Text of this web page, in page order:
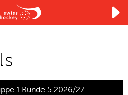
1 Runde 5 2026/27